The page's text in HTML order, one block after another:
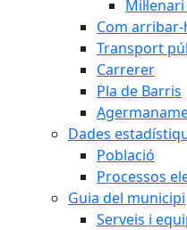
Com arribar-
Transport
Carrerer
Pla de Barris
Dades
Població
Processos
Guia del municipi
Serveis i